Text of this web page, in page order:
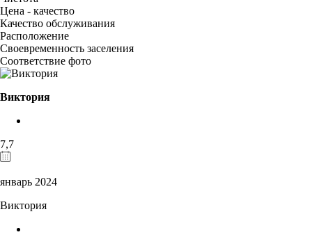
Цена - качество
Качество обслуживания
Расположение
Своевременность заселения
Соответствие фото
Виктория
7,7
январь 2024
Виктория